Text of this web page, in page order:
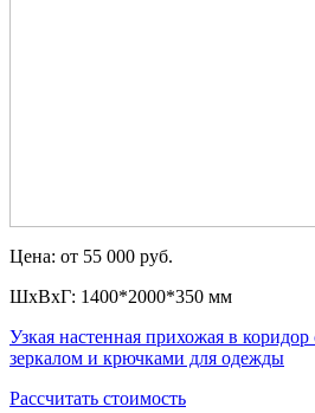
Цена: от 55 000 руб.
ШxВxГ: 1400*2000*350 мм
Узкая настенная прихожая в
зеркалом и крючками для одежды
Рассчитать стоимость